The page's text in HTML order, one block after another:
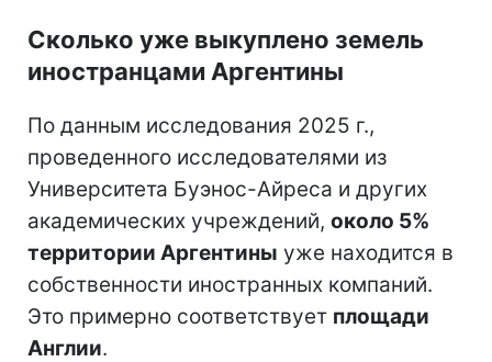
Сколько уже выкуплено земель
иностранцами Аргентины
По данным исследования 2025 г.,
проведенного исследователями из
Университета Буэнос-Айреса и других
академических учреждений, около 5%
территории Аргентины уже находится в
собственности иностранных компаний.
Это примерно соответствует площади
Англии.